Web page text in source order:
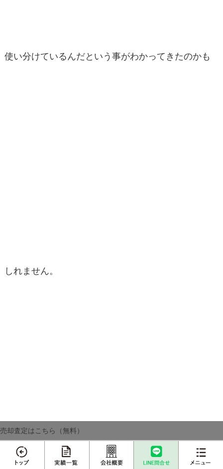
使い分けているんだという事がわかってきたのかも
しれません。
売却査定はこちら（無料）